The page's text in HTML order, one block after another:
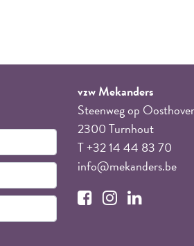
vzw Mekanders
Steenweg op
2300 Turnhout
T +32 14 44 83 70
info@mekanders.be